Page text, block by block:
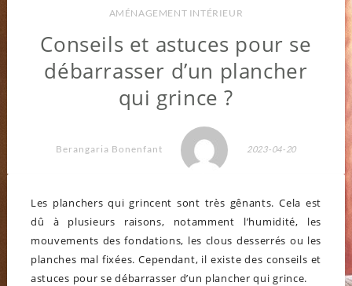
AMÉNAGEMENT INTÉRIEUR
Conseils et astuces pour se
débarrasser d’un plancher
qui grince ?
Berangaria Bonenfant 2023-04-20
Les planchers qui grincent sont très gênants. Cela est
dû à plusieurs raisons, notamment l’humidité, les
mouvements des fondations, les clous desserrés ou les
planches mal fixées. Cependant, il existe des conseils et
astuces pour se débarrasser d’un plancher qui grince.